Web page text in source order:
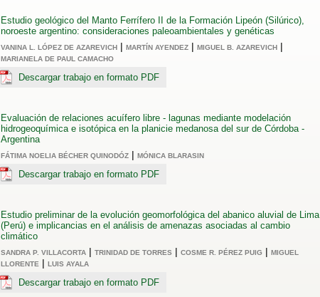
Estudio geológico del Manto Ferrífero II de la Formación Lipeón (Silúrico),
noroeste argentino: consideraciones paleoambientales y genéticas
VANINA L. LÓPEZ DE AZAREVICH | MARTÍN AYENDEZ | MIGUEL B. AZAREVICH |
MARIANELA DE PAUL CAMACHO
Descargar trabajo en formato PDF
Evaluación de relaciones acuífero libre - lagunas mediante modelación
hidrogeoquímica e isotópica en la planicie medanosa del sur de Córdoba -
Argentina
FÁTIMA NOELIA BÉCHER QUINODÓZ | MÓNICA BLARASIN
Descargar trabajo en formato PDF
Estudio preliminar de la evolución geomorfológica del abanico aluvial de Lima
(Perú) e implicancias en el análisis de amenazas asociadas al cambio
climático
SANDRA P. VILLACORTA | TRINIDAD DE TORRES | COSME R. PÉREZ PUIG | MIGUEL
LLORENTE | LUIS AYALA
Descargar trabajo en formato PDF